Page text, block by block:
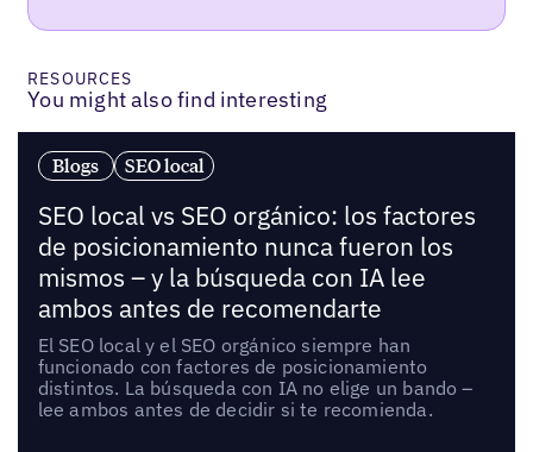
RESOURCES
You might also find interesting
Blogs SEO local
SEO local vs SEO orgánico: los factores
de posicionamiento nunca fueron los
mismos – y la búsqueda con IA lee
ambos antes de recomendarte
El SEO local y el SEO orgánico siempre han
funcionado con factores de posicionamiento
distintos. La búsqueda con IA no elige un bando –
lee ambos antes de decidir si te recomienda.